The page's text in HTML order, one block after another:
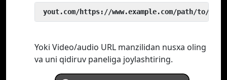
yout.com/https://www.example.com/path/to/
Yoki Video/audio URL manzilidan nusxa oling
va uni qidiruv paneliga joylashtiring.